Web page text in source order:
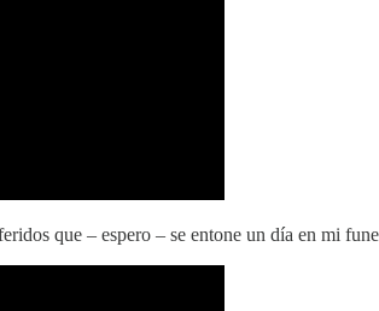
que – espero – se entone un día en mi